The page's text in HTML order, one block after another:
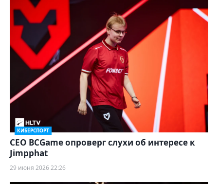
КИБЕРСПОРТ
CEO BCGame опроверг слухи об интересе к
Jimpphat
29 июня 2026 22:26